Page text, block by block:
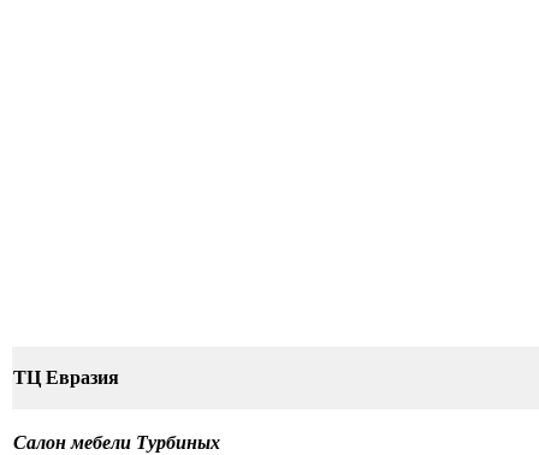
ТЦ Евразия
Салон мебели Турбиных